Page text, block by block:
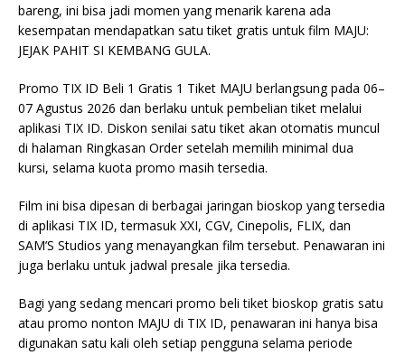
bareng, ini bisa jadi momen yang menarik karena ada
kesempatan mendapatkan satu tiket gratis untuk film MAJU:
JEJAK PAHIT SI KEMBANG GULA.
Promo TIX ID Beli 1 Gratis 1 Tiket MAJU berlangsung pada 06–
07 Agustus 2026 dan berlaku untuk pembelian tiket melalui
aplikasi TIX ID. Diskon senilai satu tiket akan otomatis muncul
di halaman Ringkasan Order setelah memilih minimal dua
kursi, selama kuota promo masih tersedia.
Film ini bisa dipesan di berbagai jaringan bioskop yang tersedia
di aplikasi TIX ID, termasuk XXI, CGV, Cinepolis, FLIX, dan
SAM’S Studios yang menayangkan film tersebut. Penawaran ini
juga berlaku untuk jadwal presale jika tersedia.
Bagi yang sedang mencari promo beli tiket bioskop gratis satu
atau promo nonton MAJU di TIX ID, penawaran ini hanya bisa
digunakan satu kali oleh setiap pengguna selama periode